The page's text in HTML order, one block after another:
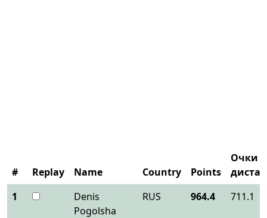
# Replay Name Country Points
Очки
1
Denis
Pogolsha
RUS 964.4 711.1